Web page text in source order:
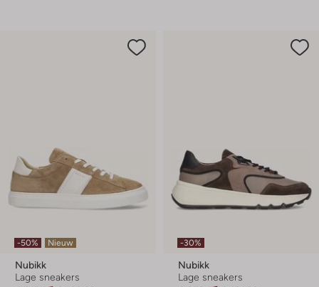
-50% Nieuw
Nubikk
Lage sneakers
-30%
Nubikk
Lage sneakers